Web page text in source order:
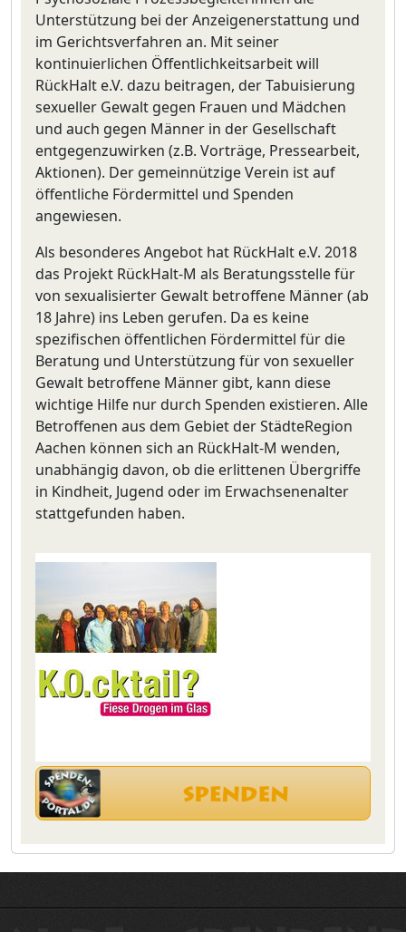
Unterstützung bei der Anzeigenerstattung und
im Gerichtsverfahren an. Mit seiner
kontinuierlichen Öffentlichkeitsarbeit will
RückHalt e.V. dazu beitragen, der Tabuisierung
sexueller Gewalt gegen Frauen und Mädchen
und auch gegen Männer in der Gesellschaft
entgegenzuwirken (z.B. Vorträge, Pressearbeit,
Aktionen). Der gemeinnützige Verein ist auf
öffentliche Fördermittel und Spenden
angewiesen.
Als besonderes Angebot hat RückHalt e.V. 2018
das Projekt RückHalt-M als Beratungsstelle für
von sexualisierter Gewalt betroffene Männer (ab
18 Jahre) ins Leben gerufen. Da es keine
spezifischen öffentlichen Fördermittel für die
Beratung und Unterstützung für von sexueller
Gewalt betroffene Männer gibt, kann diese
wichtige Hilfe nur durch Spenden existieren. Alle
Betroffenen aus dem Gebiet der StädteRegion
Aachen können sich an RückHalt-M wenden,
unabhängig davon, ob die erlittenen Übergriffe
in Kindheit, Jugend oder im Erwachsenenalter
stattgefunden haben.